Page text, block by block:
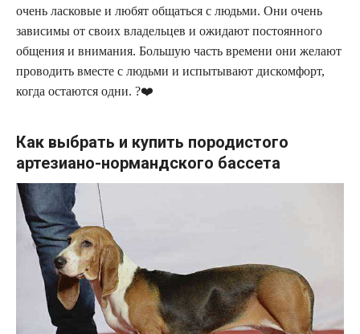
очень ласковые и любят общаться с людьми. Они очень
зависимы от своих владельцев и ожидают постоянного
общения и внимания. Большую часть времени они желают
проводить вместе с людьми и испытывают дискомфорт,
когда остаются одни. ?❤️
Как выбрать и купить породистого
артезиано-нормандского бассета